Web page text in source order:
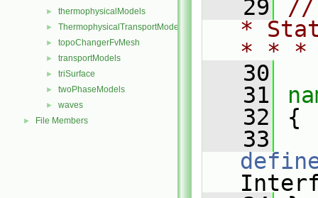
► thermophysicalModels
► ThermophysicalTransportModels
► topoChangerFvMesh
► transportModels
► triSurface
► twoPhaseModels
► waves
► File Members
   29
//
*
* *
   30
   31
   32
{
   33